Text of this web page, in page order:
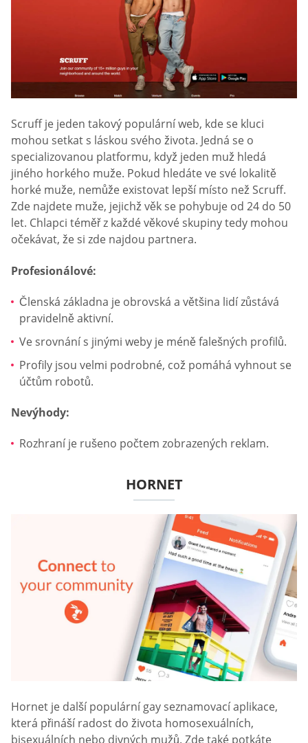
Scruff je jeden takový populární web, kde se kluci
mohou setkat s láskou svého života. Jedná se o
specializovanou platformu, když jeden muž hledá
jiného horkého muže. Pokud hledáte ve své lokalitě
horké muže, nemůže existovat lepší místo než Scruff.
Zde najdete muže, jejichž věk se pohybuje od 24 do 50
let. Chlapci téměř z každé věkové skupiny tedy mohou
očekávat, že si zde najdou partnera.
Profesionálové:
Členská základna je obrovská a většina lidí zůstává
pravidelně aktivní.
Ve srovnání s jinými weby je méně falešných profilů.
Profily jsou velmi podrobné, což pomáhá vyhnout se
účtům robotů.
Nevýhody:
Rozhraní je rušeno počtem zobrazených reklam.
HORNET
Hornet je další populární gay seznamovací aplikace,
která přináší radost do života homosexuálních,
bisexuálních nebo divných mužů. Zde také potkáte